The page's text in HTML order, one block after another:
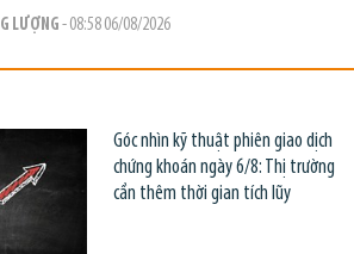
LƯỢNG- 08:58 06/08/2026
Góc nhìn kỹ thuật phiên giao dịch
chứng khoán ngày 6/8: Thị trường
cần thêm thời gian tích lũy